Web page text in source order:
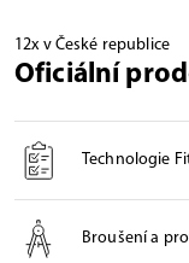
12x v České republice
Oficiální
Technologie
Broušení a